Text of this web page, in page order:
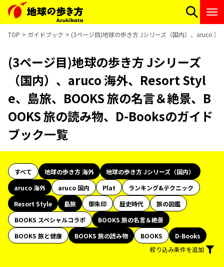
TOP ガイドブック (3ページ目)地球の歩き方 Jシリーズ（国内）、aruco 海
(3ページ目)地球の歩き方 Jシリーズ
（国内）、aruco 海外、Resort Styl
e、島旅、BOOKS 旅の名言＆絶景、B
OOKS 旅の読み物、D-Booksのガイド
ブック一覧
すべて 地球の歩き方 海外
地球の歩き方 Jシリーズ（国内）
aruco 海外
aruco 国内 Plat
ランキング&テクニック
Resort Style
島旅 御朱印 歴史時代
旅の図鑑
BOOKS スペシャルコラボ
BOOKS 旅の名言＆絶景
BOOKS 旅と健康
BOOKS 旅の読み物 BOOKS
D-Books
絞り込み条件を追加